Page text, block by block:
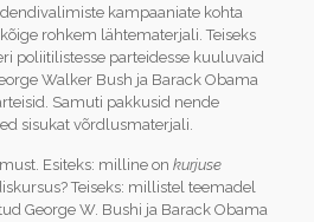
kampaaniate kohta
rohkem lähtematerjali. Teiseks
poliitilistesse parteidesse kuuluvaid
Walker Bush ja Barack Obama
Samuti pakkusid nende
sisukat võrdlusmaterjali.
Esiteks: milline on kurjuse
Teiseks: millistel teemadel
George W. Bushi ja Barack Obama